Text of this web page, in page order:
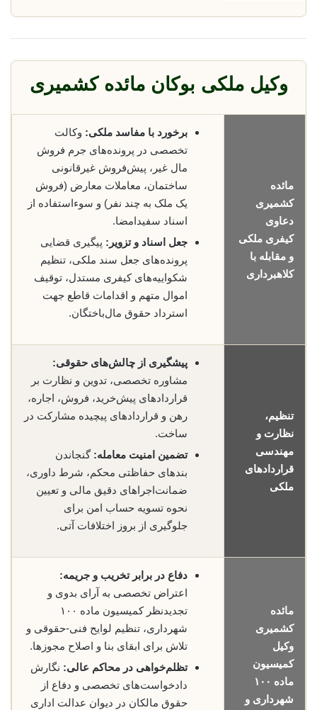
وکیل ملکی بوکان مائده کشمیری
مائده
کشمیری
دعاوی
کیفری ملکی
و مقابله با
کلاهبرداری
برخورد با مفاسد ملکی: وکالت
تخصصی در پرونده‌های جرم فروش
مال غیر، پیش‌فروش غیرقانونی
ساختمان، معاملات معارض (فروش
یک ملک به چند نفر) و سوءاستفاده از
اسناد سفیدامضا.
جعل اسناد و تزویر: پیگیری قضایی
پرونده‌های جعل سند ملکی، تنظیم
شکواییه‌های کیفری مستدل، توقیف
اموال متهم و اقدامات قاطع جهت
استرداد حقوق مال‌باختگان.
تنظیم،
نظارت و
مهندسی
قراردادهای
ملکی
پیشگیری از چالش‌های حقوقی:
مشاوره تخصصی، تدوین و نظارت بر
قراردادهای پیش‌خرید، فروش، اجاره،
رهن و قراردادهای پیچیده مشارکت در
ساخت.
تضمین امنیت معامله: گنجاندن
بندهای حفاظتی محکم، شرط داوری،
ضمانت‌اجراهای دقیق مالی و تعیین
نحوه تسویه حساب امن برای
جلوگیری از بروز اختلافات آتی.
مائده
کشمیری
وکیل
کمیسیون
ماده ۱۰۰
شهرداری و
دفاع در برابر تخریب و جریمه:
اعتراض تخصصی به آرای بدوی و
تجدیدنظر کمیسیون ماده ۱۰۰
شهرداری، تنظیم لوایح فنی-حقوقی و
تلاش برای ابقای بنا و اصلاح مجوزها.
تظلم‌خواهی در محاکم عالی: نگارش
دادخواست‌های تخصصی و دفاع از
حقوق مالکان در دیوان عدالت اداری